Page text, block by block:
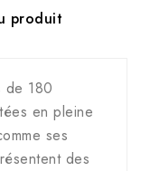
produit
de 180
en pleine
ses
des